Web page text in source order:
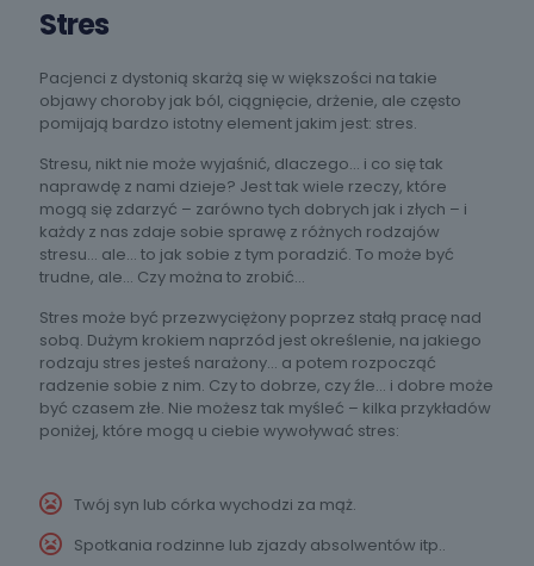
Stres
Pacjenci z dystonią skarżą się w większości na takie
objawy choroby jak ból, ciągnięcie, drżenie, ale często
pomijają bardzo istotny element jakim jest: stres.
Stresu, nikt nie może wyjaśnić, dlaczego… i co się tak
naprawdę z nami dzieje? Jest tak wiele rzeczy, które
mogą się zdarzyć – zarówno tych dobrych jak i złych – i
każdy z nas zdaje sobie sprawę z różnych rodzajów
stresu… ale… to jak sobie z tym poradzić. To może być
trudne, ale… Czy można to zrobić…
Stres może być przezwyciężony poprzez stałą pracę nad
sobą. Dużym krokiem naprzód jest określenie, na jakiego
rodzaju stres jesteś narażony… a potem rozpocząć
radzenie sobie z nim. Czy to dobrze, czy źle… i dobre może
być czasem złe. Nie możesz tak myśleć – kilka przykładów
poniżej, które mogą u ciebie wywoływać stres:
Twój syn lub córka wychodzi za mąż.
Spotkania rodzinne lub zjazdy absolwentów itp..